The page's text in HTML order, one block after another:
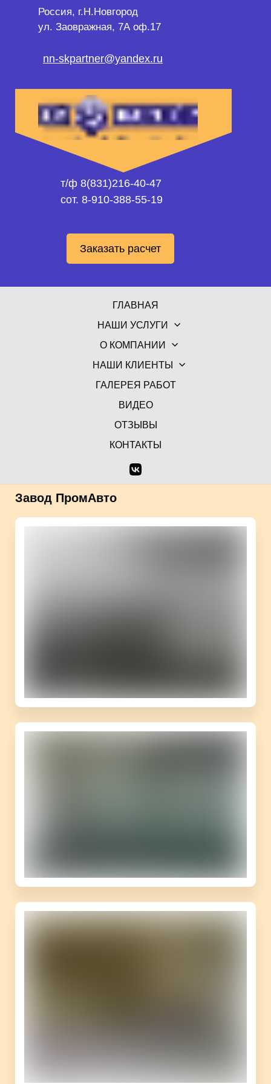
nn-skpartner@yandex.ru
т/ф 8(831)216-40-47
сот. 8-910-388-55-19
Россия, г.Н.Новгород
ул. Заовражная, 7А оф.17
Заказать расчет
ГЛАВНАЯ
НАШИ УСЛУГИ
О КОМПАНИИ
НАШИ КЛИЕНТЫ
ГАЛЕРЕЯ РАБОТ
ВИДЕО
ОТЗЫВЫ
КОНТАКТЫ
Завод ПромАвто